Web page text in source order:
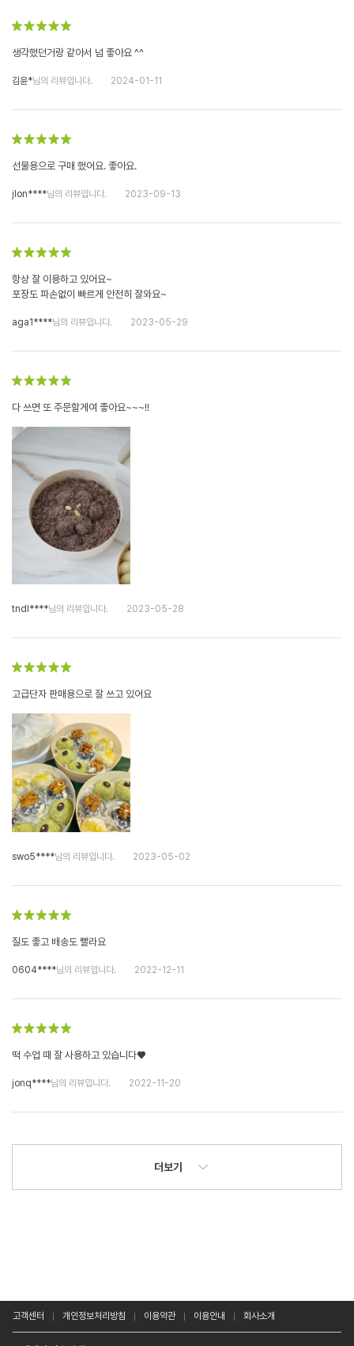
생각했던거랑 같아서 넘 좋아요 ^^
김윤*님의 리뷰입니다. 2024-01-11
선물용으로 구매 했어요. 좋아요.
jlon****님의 리뷰입니다. 2023-09-13
항상 잘 이용하고 있어요~
포장도 파손없이 빠르게 안전히 잘와요~
aga1****님의 리뷰입니다. 2023-05-29
다 쓰면 또 주문할게여 좋아요~~~!!
tndl****님의 리뷰입니다. 2023-05-28
고급단자 판매용으로 잘 쓰고 있어요
swo5****님의 리뷰입니다. 2023-05-02
질도 좋고 배송도 빨라요
0604****님의 리뷰입니다. 2022-12-11
떡 수업 때 잘 사용하고 있습니다♥
jonq****님의 리뷰입니다. 2022-11-20
더보기
고객센터 개인정보처리방침 이용약관 이용안내 회사소개